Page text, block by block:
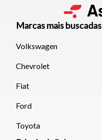
Marcas mais buscadas
Volkswagen
Chevrolet
Fiat
Ford
Toyota